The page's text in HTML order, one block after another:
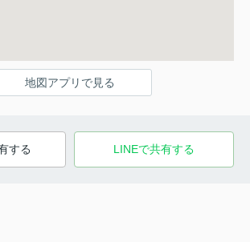
地図アプリで見る
する LINEで共有する